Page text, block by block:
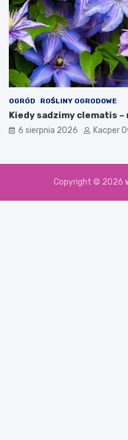
OGRÓD ROŚLINY OGRODOWE
Kiedy sadzimy clematis
6 sierpnia 2026 Kacper
Copyright © 2026